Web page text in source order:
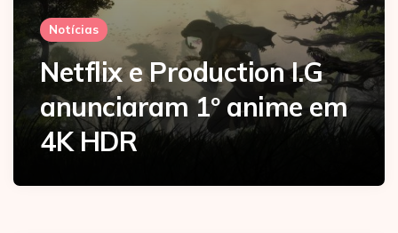
Notícias
Netflix e Production I.G
anunciaram 1º anime em
4K HDR